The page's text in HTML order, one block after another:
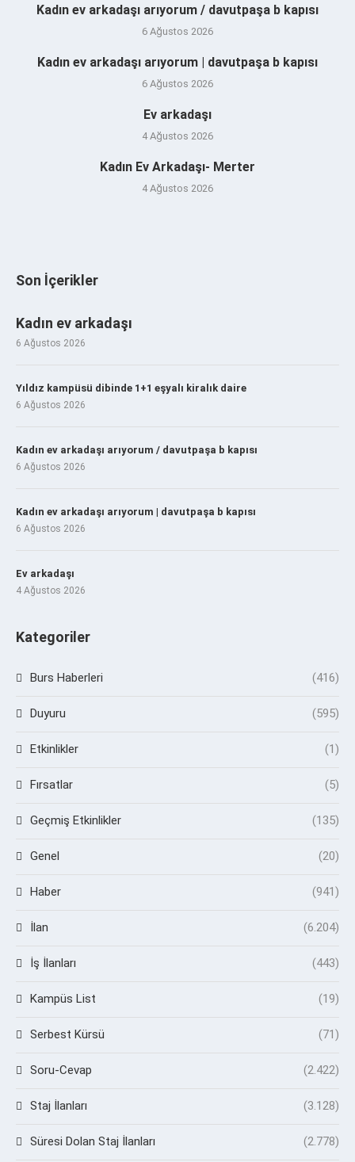
Kadın ev arkadaşı arıyorum / davutpaşa b kapısı
6 Ağustos 2026
Kadın ev arkadaşı arıyorum | davutpaşa b kapısı
6 Ağustos 2026
Ev arkadaşı
4 Ağustos 2026
Kadın Ev Arkadaşı- Merter
4 Ağustos 2026
Son İçerikler
Kadın ev arkadaşı
6 Ağustos 2026
Yıldız kampüsü dibinde 1+1 eşyalı kiralık daire
6 Ağustos 2026
Kadın ev arkadaşı arıyorum / davutpaşa b kapısı
6 Ağustos 2026
Kadın ev arkadaşı arıyorum | davutpaşa b kapısı
6 Ağustos 2026
Ev arkadaşı
4 Ağustos 2026
Kategoriler
Burs Haberleri (416)
Duyuru (595)
Etkinlikler (1)
Fırsatlar (5)
Geçmiş Etkinlikler (135)
Genel (20)
Haber (941)
İlan (6.204)
İş İlanları (443)
Kampüs List (19)
Serbest Kürsü (71)
Soru-Cevap (2.422)
Staj İlanları (3.128)
Süresi Dolan Staj İlanları (2.778)